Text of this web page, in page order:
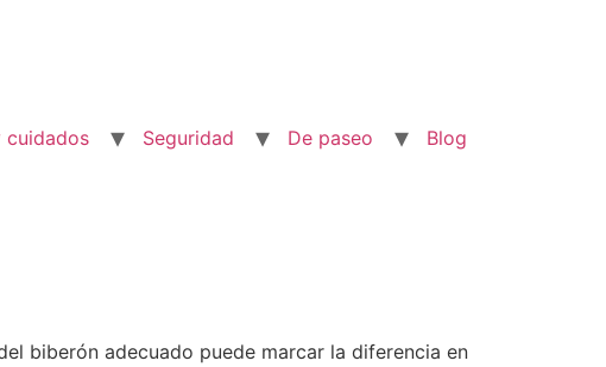
cuidados Seguridad De paseo Blog
biberón adecuado puede marcar la diferencia en